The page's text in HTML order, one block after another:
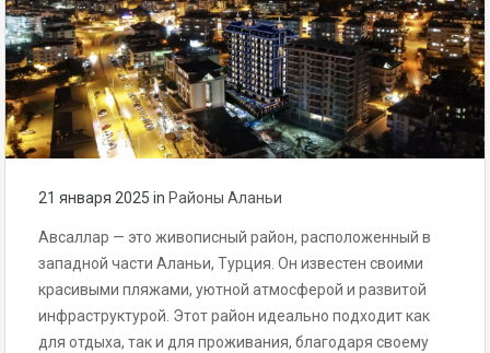
21 января 2025 in Районы Аланьи
Авсаллар — это живописный район, расположенный в
западной части Аланьи, Турция. Он известен своими
красивыми пляжами, уютной атмосферой и развитой
инфраструктурой. Этот район идеально подходит как
для отдыха, так и для проживания, благодаря своему